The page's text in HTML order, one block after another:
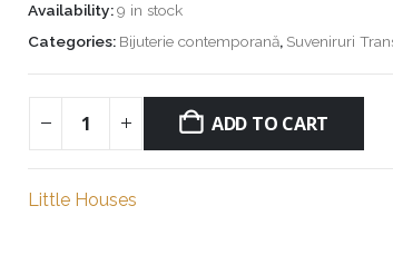
Availability:9 in stock
Categories: Bijuterie contemporană, Suveniruri
ADD TO CART
Little Houses